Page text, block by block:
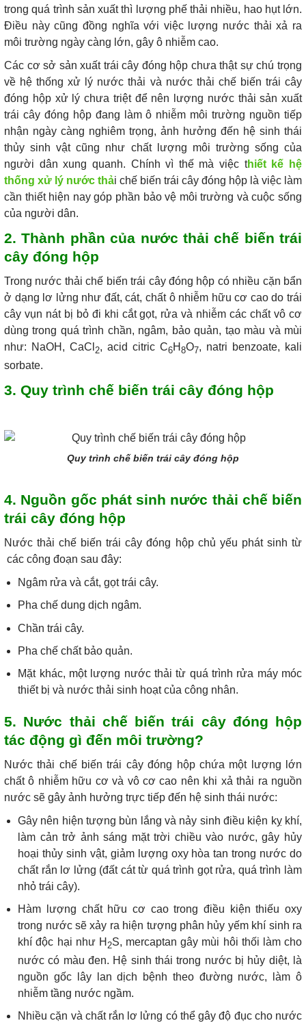
trong quá trình sản xuất thì lượng phế thải nhiều, hao hụt lớn.
Điều này cũng đồng nghĩa với việc lượng nước thải xả ra
môi trường ngày càng lớn, gây ô nhiễm cao.
Các cơ sở sản xuất trái cây đóng hộp chưa thật sự chú trọng
về hệ thống xử lý nước thải và nước thải chế biến trái cây
đóng hộp xử lý chưa triệt để nên lượng nước thải sản xuất
trái cây đóng hộp đang làm ô nhiễm môi trường nguồn tiếp
nhận ngày càng nghiêm trọng, ảnh hưởng đến hệ sinh thái
thủy sinh vật cũng như chất lượng môi trường sống của
người dân xung quanh. Chính vì thế mà việc thiết kế hệ
thống xử lý nước thải chế biến trái cây đóng hộp là việc làm
cần thiết hiện nay góp phần bảo vệ môi trường và cuộc sống
của người dân.
2. Thành phần của nước thải chế biến trái
cây đóng hộp
Trong nước thải chế biến trái cây đóng hộp có nhiều cặn bẩn
ở dạng lơ lửng như đất, cát, chất ô nhiễm hữu cơ cao do trái
cây vụn nát bị bỏ đi khi cắt gọt, rửa và nhiễm các chất vô cơ
dùng trong quá trình chần, ngâm, bảo quản, tạo màu và mùi
như: NaOH, CaCl 2, acid citric C6H 8O7, natri benzoate, kali
sorbate.
3. Quy trình chế biến trái cây đóng hộp
Quy trình chế biến trái cây đóng hộp
4. Nguồn gốc phát sinh nước thải chế biến
trái cây đóng hộp
Nước thải chế biến trái cây đóng hộp chủ yếu phát sinh từ
các công đoạn sau đây:
Ngâm rửa và cắt, gọt trái cây.
Pha chế dung dịch ngâm.
Chần trái cây.
Pha chế chất bảo quản.
Mặt khác, một lượng nước thải từ quá trình rửa máy móc
thiết bị và nước thải sinh hoạt của công nhân.
5. Nước thải chế biến trái cây đóng hộp
tác động gì đến môi trường?
Nước thải chế biến trái cây đóng hộp chứa một lượng lớn
chất ô nhiễm hữu cơ và vô cơ cao nên khi xả thải ra nguồn
nước sẽ gây ảnh hưởng trực tiếp đến hệ sinh thái nước:
Gây nên hiện tượng bùn lắng và nảy sinh điều kiện kỵ khí,
làm cản trở ảnh sáng mặt trời chiều vào nước, gây hủy
hoại thủy sinh vật, giảm lượng oxy hòa tan trong nước do
chất rắn lơ lửng (đất cát từ quá trình gọt rửa, quá trình làm
nhỏ trái cây).
Hàm lượng chất hữu cơ cao trong điều kiện thiếu oxy
trong nước sẽ xảy ra hiện tượng phân hủy yếm khí sinh ra
khí độc hại như H 2S, mercaptan gây mùi hôi thối làm cho
nước có màu đen. Hệ sinh thái trong nước bị hủy diệt, là
nguồn gốc lây lan dịch bệnh theo đường nước, làm ô
nhiễm tầng nước ngầm.
Nhiều cặn và chất rắn lơ lửng có thể gây độ đục cho nước